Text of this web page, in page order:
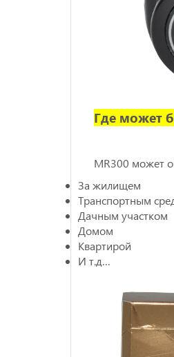
Где может
MR300 может
За жилищем
Транспортным
Дачным участком
Домом
Квартирой
И т.д…